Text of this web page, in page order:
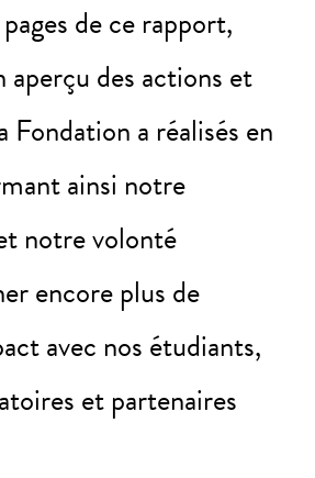
de ce rapport,
aperçu des actions et
Fondation a réalisés en
ainsi notre
notre volonté
encore plus de
avec nos étudiants,
et partenaires